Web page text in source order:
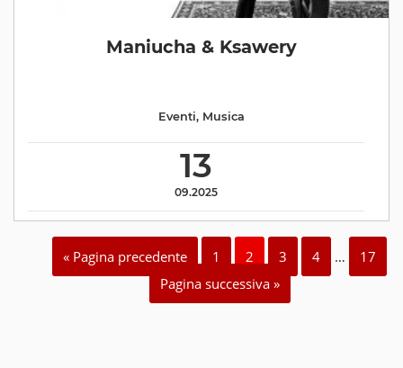
Maniucha & Ksawery
13
09.2025
Eventi, Musica
« Pagina precedente 1 2 3 4 …
17
Pagina successiva »